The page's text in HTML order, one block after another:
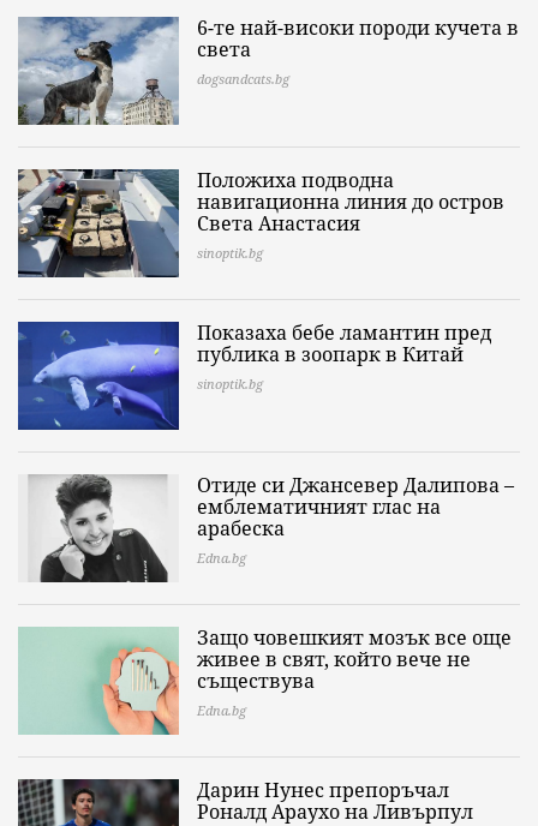
6-те най-високи породи кучета в
света
dogsandcats.bg
Положиха подводна
навигационна линия до остров
Света Анастасия
sinoptik.bg
Показаха бебе ламантин пред
публика в зоопарк в Китай
sinoptik.bg
Отиде си Джансевер Далипова –
емблематичният глас на
арабеска
Edna.bg
Защо човешкият мозък все още
живее в свят, който вече не
съществува
Edna.bg
Дарин Нунес препоръчал
Роналд Араухо на Ливърпул